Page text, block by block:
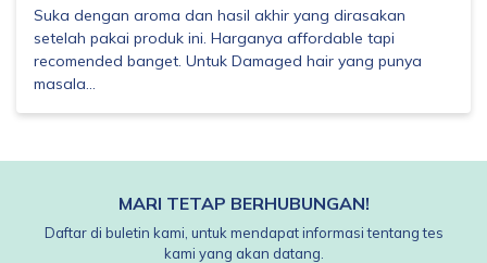
Suka dengan aroma dan hasil akhir yang dirasakan
setelah pakai produk ini. Harganya affordable tapi
recomended banget. Untuk Damaged hair yang punya
masala...
MARI TETAP BERHUBUNGAN!
Daftar di buletin kami, untuk mendapat informasi tentang tes
kami yang akan datang.